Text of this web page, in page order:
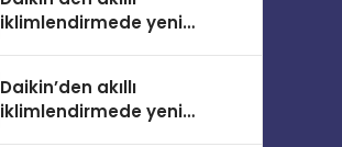
iklimlendirmede yeni
Daikin’den akıllı
iklimlendirmede yeni